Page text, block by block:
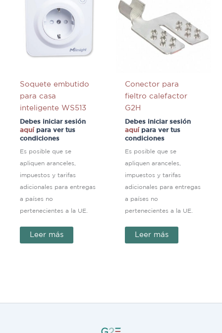
Soquete embutido
para casa
inteligente WS513
Debes iniciar sesión
aquípara ver tus
condiciones
Es posible que se
apliquen aranceles,
impuestos y tarifas
adicionales para entregas
a países no
pertenecientes a la UE.
Leer más
Conector para
fieltro calefactor
G2H
Debes iniciar sesión
aquípara ver tus
condiciones
Es posible que se
apliquen aranceles,
impuestos y tarifas
adicionales para entregas
a países no
pertenecientes a la UE.
Leer más